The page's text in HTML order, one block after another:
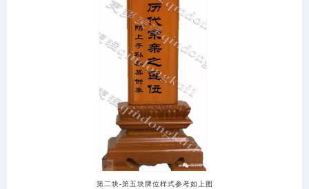
第二块-第五块牌位样式参考如上图